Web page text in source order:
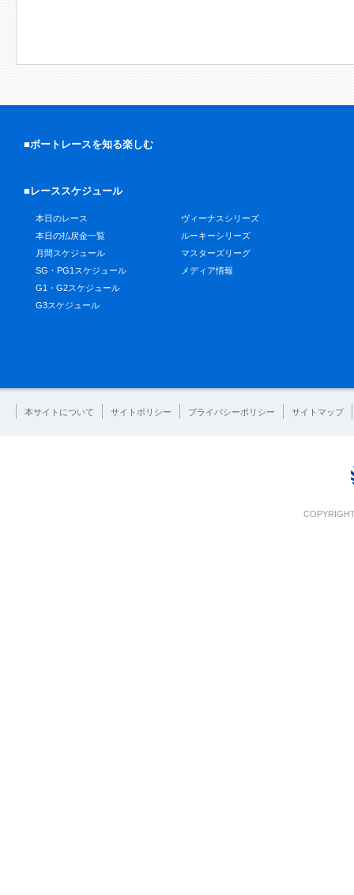
■ボートレースを知る楽しむ
■レーススケジュール
本日のレース
本日の払戻金一覧
月間スケジュール
SG・PG1スケジュール
G1・G2スケジュール
G3スケジュール
ヴィーナスシリーズ
ルーキーシリーズ
マスターズリーグ
メディア情報
本サイトについて サイトポリシー プライバシーポリシー サイトマップ